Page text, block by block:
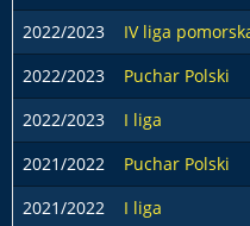
2022/2023
IV liga
2022/2023
Puchar Polski
2022/2023
I liga
2021/2022
Puchar Polski
2021/2022
I liga